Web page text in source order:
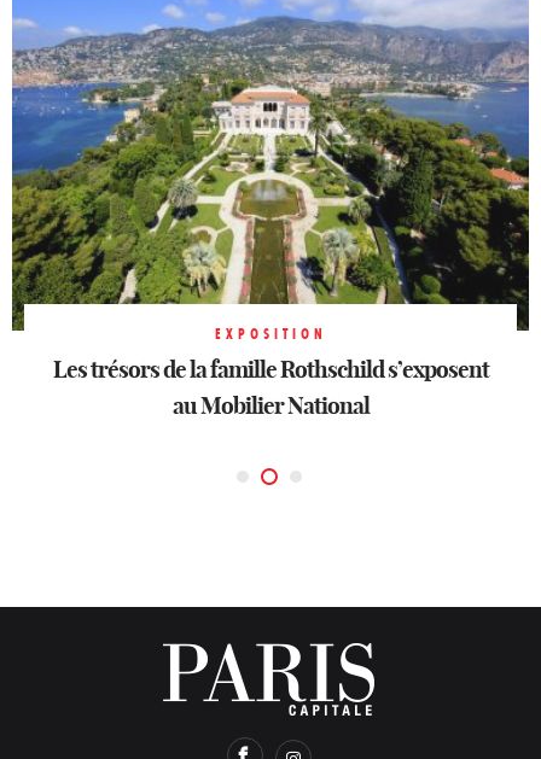
EXPOSITION
Wes Anderson recrée la magie de l’atelier de
Joseph Cornell
EXPOSITION
Les trésors de la famille Rothschild s’exposent
au Mobilier National
EXPOSITION
La Fondation Cartier en mode performance